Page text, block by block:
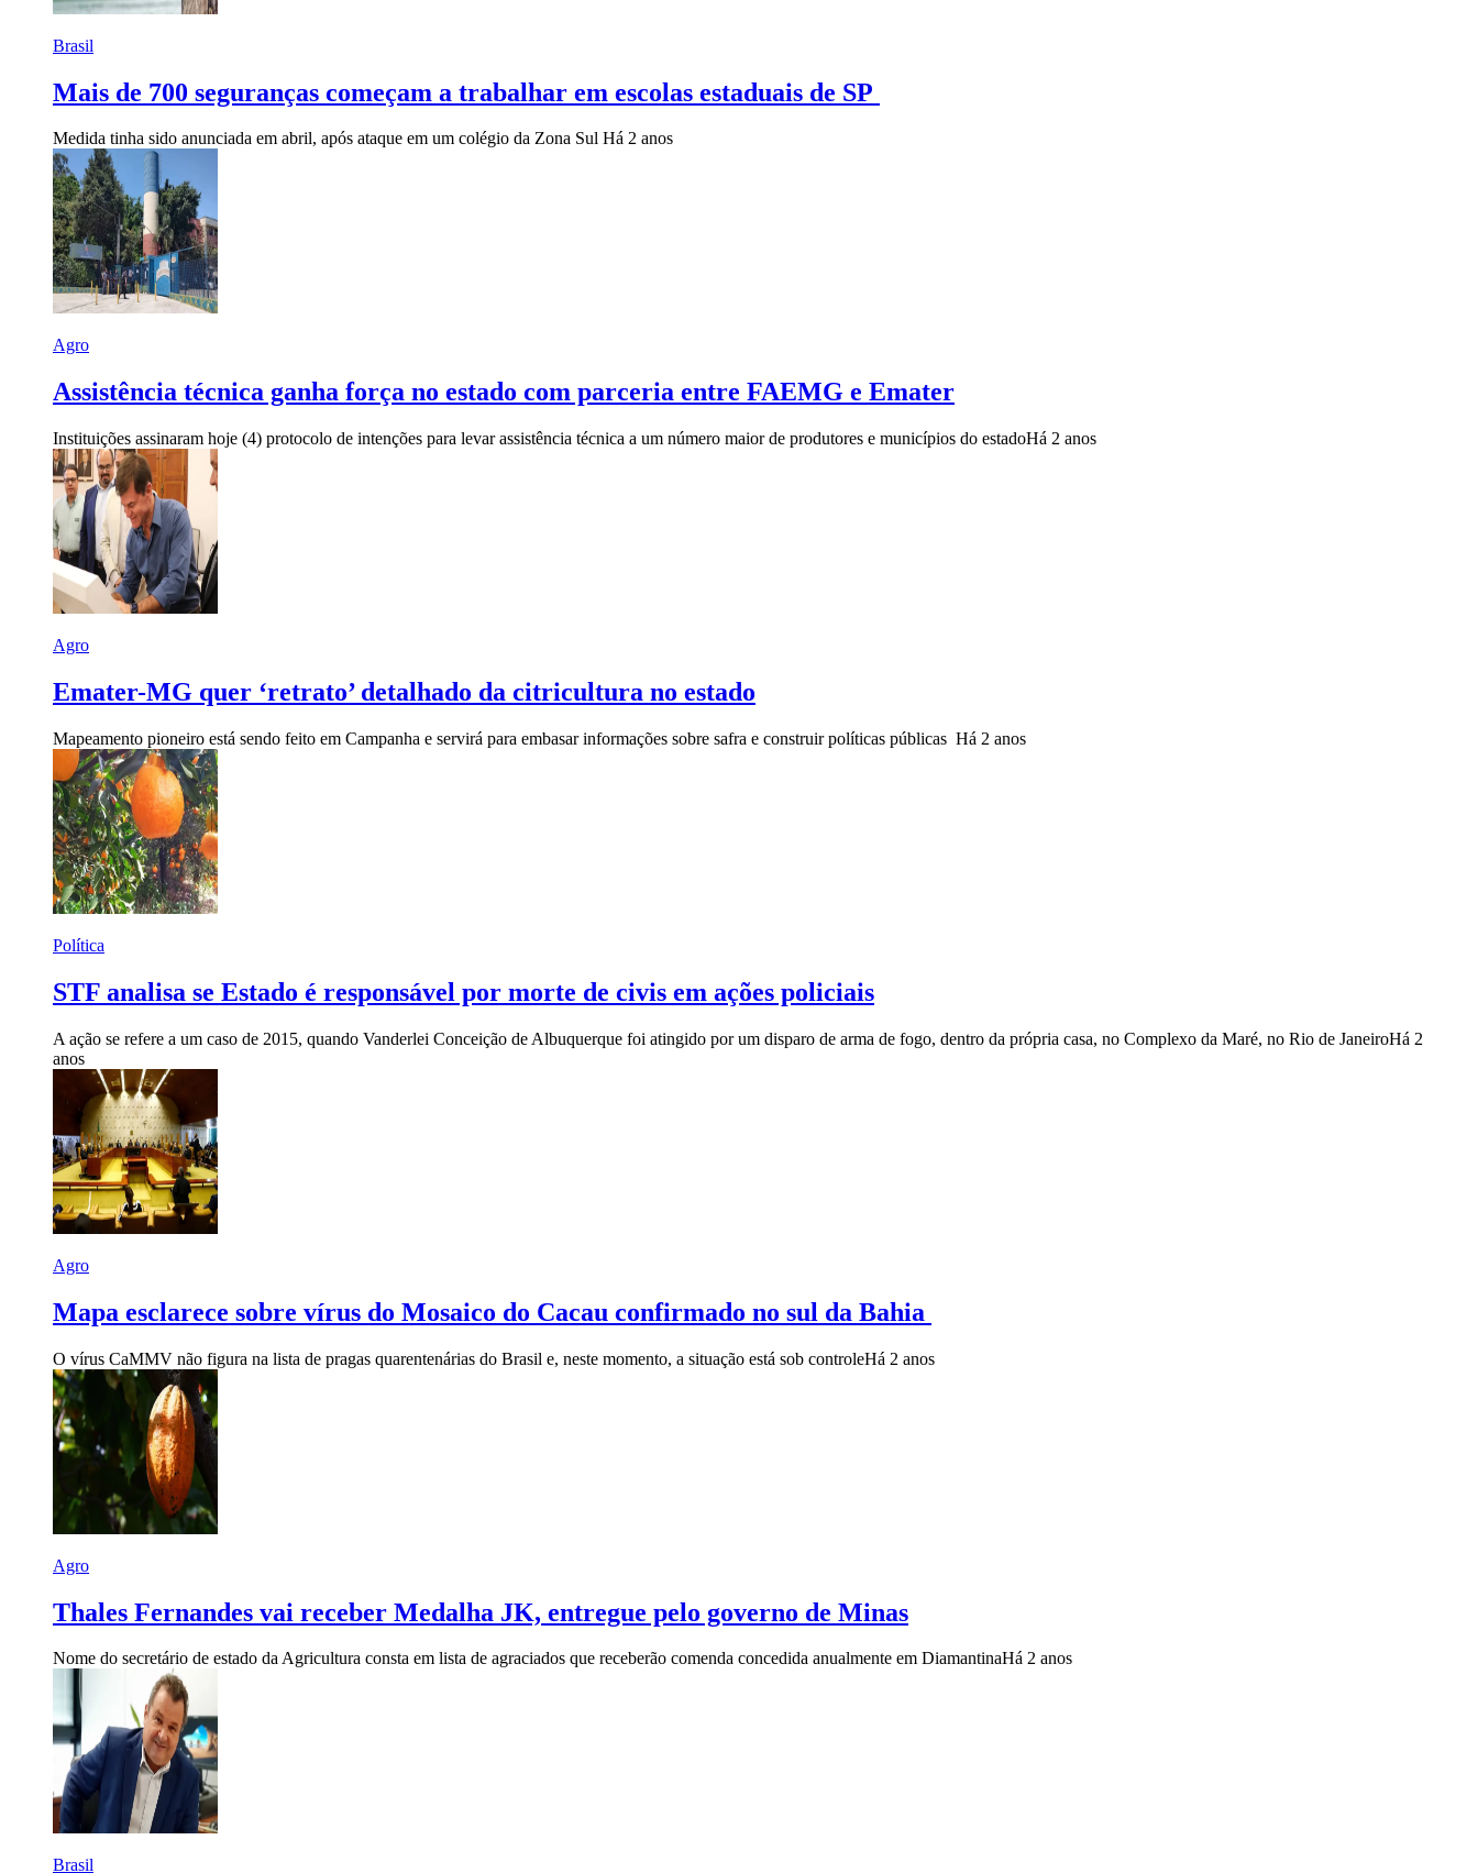
Brasil
Mais de 700 seguranças começam a trabalhar em escolas estaduais de SP
Medida tinha sido anunciada em abril, após ataque em um colégio da Zona Sul Há 2 anos
Agro
Assistência técnica ganha força no estado com parceria entre FAEMG e Emater
Instituições assinaram hoje (4) protocolo de intenções para levar assistência técnica a um número maior de produtores e municípios do estadoHá 2 anos
Agro
Emater-MG quer ‘retrato’ detalhado da citricultura no estado
Mapeamento pioneiro está sendo feito em Campanha e servirá para embasar informações sobre safra e construir políticas públicas Há 2 anos
Política
STF analisa se Estado é responsável por morte de civis em ações policiais
A ação se refere a um caso de 2015, quando Vanderlei Conceição de Albuquerque foi atingido por um disparo de arma de fogo, dentro da própria casa, no Complexo da Maré, no Rio de JaneiroHá 2
anos
Agro
Mapa esclarece sobre vírus do Mosaico do Cacau confirmado no sul da Bahia
O vírus CaMMV não figura na lista de pragas quarentenárias do Brasil e, neste momento, a situação está sob controleHá 2 anos
Agro
Thales Fernandes vai receber Medalha JK, entregue pelo governo de Minas
Nome do secretário de estado da Agricultura consta em lista de agraciados que receberão comenda concedida anualmente em DiamantinaHá 2 anos
Brasil